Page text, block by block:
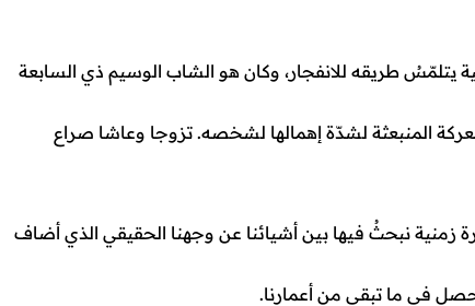
يتلمّسُ طريقه للانفجار، وكان هو الشاب الوسيم ذي السابعة
المنبعثة لشدّة إهمالها لشخصه. تزوجا وعاشا صراع
نبحثُ فيها بين أشيائنا عن وجهنا الحقيقي الذي أضاف
في ما تبقى من أعمارنا.